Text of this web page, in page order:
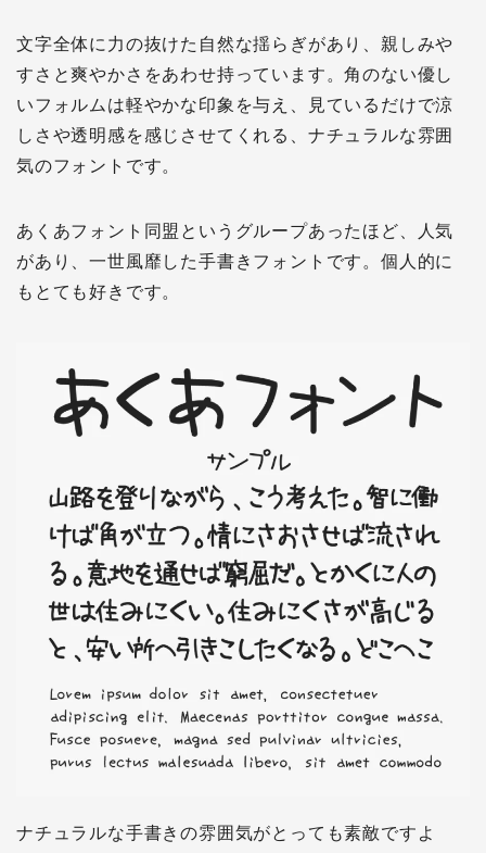
文字全体に力の抜けた自然な揺らぎがあり、親しみや
すさと爽やかさをあわせ持っています。角のない優し
いフォルムは軽やかな印象を与え、見ているだけで涼
しさや透明感を感じさせてくれる、ナチュラルな雰囲
気のフォントです。
あくあフォント同盟というグループあったほど、人気
があり、一世風靡した手書きフォントです。個人的に
もとても好きです。
ナチュラルな手書きの雰囲気がとっても素敵ですよ